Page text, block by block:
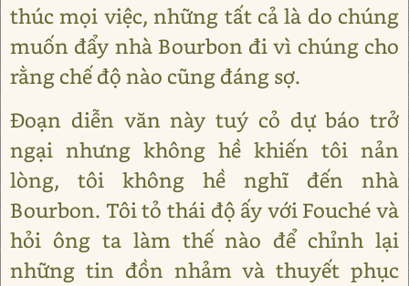
thúc mọi việc, những tất cả là do chúng
muốn đẩy nhà Bourbon đi vì chúng cho
rằng chế độ nào cũng đáng sợ.
Đoạn diễn văn này tuý cỏ dự báo trở
ngại nhưng không hề khiến tôi nản
lòng, tôi không hề nghĩ đến nhà
Bourbon. Tôi tỏ thái độ ấy với Fouché và
hỏi ông ta làm thế nào để chỉnh lại
những tin đồn nhảm và thuyết phục